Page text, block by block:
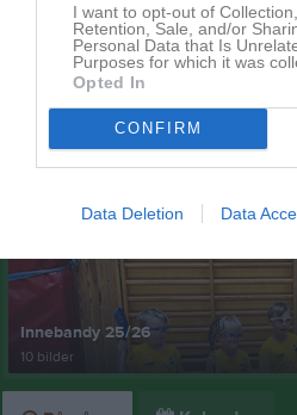
I want to opt-out of Collection,
Retention, Sale, and/or
Personal Data that Is
Purposes for which it was
Opted In
CONFIRM
Data Deletion Data
Ingen video uppladdad
Logga in och ladda upp ert första klipp
Senast uppdaterade album
Innebandy 25/26
10 bilder